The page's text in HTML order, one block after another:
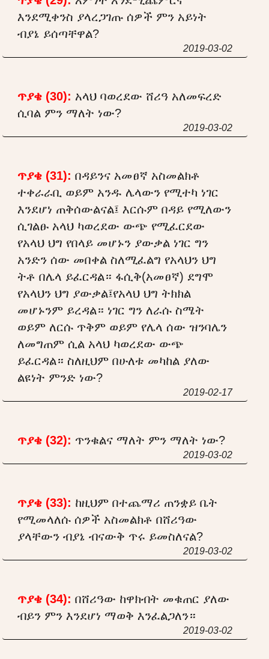
እንደሚቀንስ ያላረጋገጡ ሰዎች ምን አይነት
ብያኔ ይሰጣቸዋል?
2019-03-02
ጥያቄ (30): አላህ ባወረደው ሸሪዓ አለመፍረድ
ሲባል ምን ማለት ነው?
2019-03-02
ጥያቄ (31): በዳይንና አመፀኛ አስመልክቶ
ተቀራራቢ ወይም አንዱ ሌላውን የሚተካ ነገር
እንደሆነ ጠቅሰውልናል፤ እርሱም በዳይ የሚለውን
ሲገልፁ አላህ ካወረደው ውጭ የሚፈርደው
የአላህ ህግ የበላይ መሆኑን ያውቃል ነገር ግን
አንድን ሰው መበቀል ስለሚፈልግ የአላህን ህግ
ትቶ በሌላ ይፈርዳል። ፋሲቅ(አመፀኛ) ደግሞ
የአላህን ህግ ያውቃል፤የአላህ ህግ ትክክል
መሆኑንም ይረዳል። ነገር ግን ለራሱ ስሜት
ወይም ለርሱ ጥቅም ወይም የሌላ ሰው ዝንባሌን
ለመግጠም ሲል አላህ ካወረደው ውጭ
ይፈርዳል። ስለዚህም በሁለቱ መካከል ያለው
ልዩነት ምንድ ነው?
2019-02-17
ጥያቄ (32): ጥንቁልና ማለት ምን ማለት ነው?
2019-03-02
ጥያቄ (33): ከዚህም በተጨማሪ ጠንቋይ ቤት
የሚመላለሱ ሰዎች አስመልክቶ በሸሪዓው
ያላቸውን ብያኔ ብናውቅ ጥሩ ይመስለናል?
2019-03-02
ጥያቄ (34): በሸሪዓው ከዋክብት መቁጠር ያለው
ብይን ምን እንደሆነ ማወቅ እንፈልጋለን።
2019-03-02